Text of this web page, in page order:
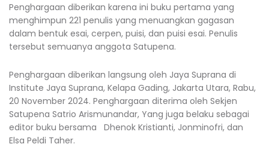
Penghargaan diberikan karena ini buku pertama yang
menghimpun 221 penulis yang menuangkan gagasan
dalam bentuk esai, cerpen, puisi, dan puisi esai. Penulis
tersebut semuanya anggota Satupena.
Penghargaan diberikan langsung oleh Jaya Suprana di
Institute Jaya Suprana, Kelapa Gading, Jakarta Utara, Rabu,
20 November 2024. Penghargaan diterima oleh Sekjen
Satupena Satrio Arismunandar, Yang juga belaku sebagai
editor buku bersama Dhenok Kristianti, Jonminofri, dan
Elsa Peldi Taher.